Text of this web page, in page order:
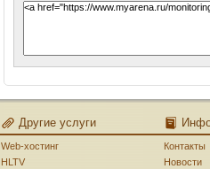
Другие услуги
Web-хостинг
HLTV
Контакты
Новости